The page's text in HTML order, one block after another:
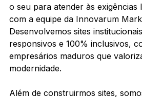
o seu para atender às exigências
com a equipe da Innovarum
Desenvolvemos sites
responsivos e 100% inclusivos,
empresários maduros que
modernidade.
Além de construirmos sites,